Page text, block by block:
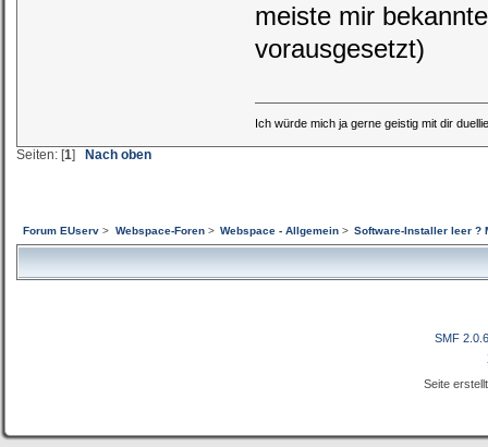
meiste mir
vorausgesetzt)
Ich würde mich ja gerne geistig mit dir
Seiten: [1] Nach oben
Forum EUserv > Webspace-Foren> Webspace - Allgemein> Software-Installer leer ?
SMF 2.0.6
Seite